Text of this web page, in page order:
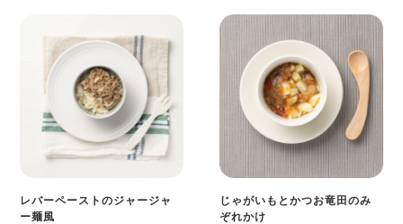
レバーペーストのジャージャ
ー麺風
じゃがいもとかつお竜田のみ
ぞれかけ